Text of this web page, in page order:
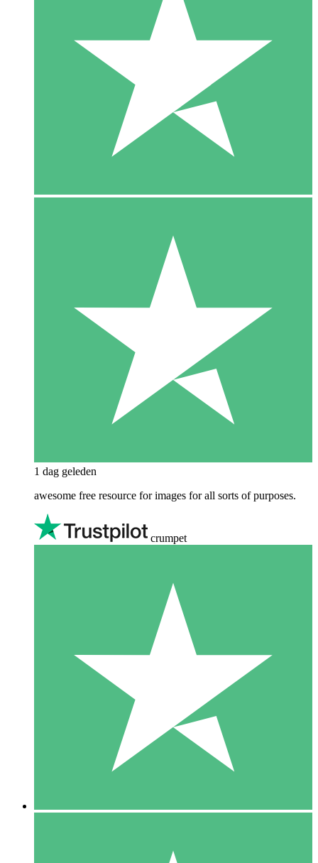
1 dag geleden
awesome free resource for images for all sorts of purposes.
crumpet